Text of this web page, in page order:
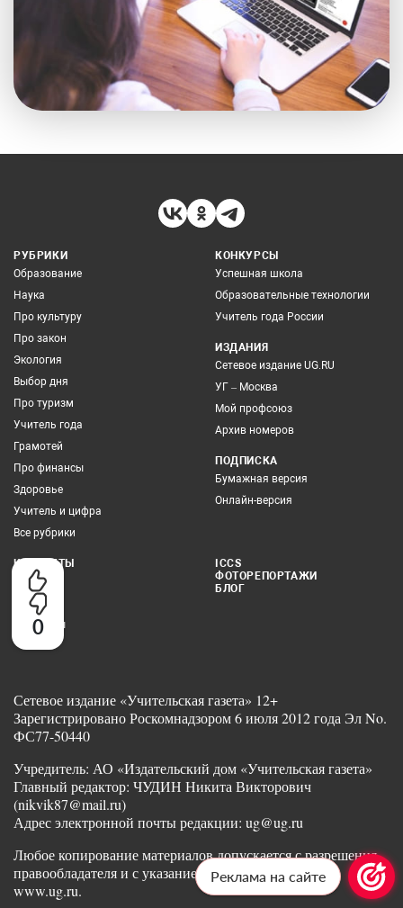
0
РУБРИКИ
Образование
Наука
Про культуру
Про закон
Экология
Выбор дня
Про туризм
Учитель года
Грамотей
Про финансы
Здоровье
Учитель и цифра
Все рубрики
КОНКУРСЫ
Успешная школа
Образовательные технологии
Учитель года России
ИЗДАНИЯ
Сетевое издание UG.RU
УГ – Москва
Мой профсоюз
Архив номеров
ПОДПИСКА
Бумажная версия
Онлайн-версия
КОНТАКТЫ
Редакция
Реклама
Партнеры
ICCS
ФОТОРЕПОРТАЖИ
БЛОГ
Сетевое издание «Учительская газета» 12+
Зарегистрировано Роскомнадзором 6 июля 2012 года Эл No.
ФС77-50440
Учредитель: АО «Издательский дом «Учительская газета»
Главный редактор: ЧУДИН Никита Викторович
(nikvik87@mail.ru)
Адрес электронной почты редакции: ug@ug.ru
Любое копирование материалов допускается с разрешения
правообладателя и с указанием ссылки на издание
www.ug.ru.
Реклама на сайте